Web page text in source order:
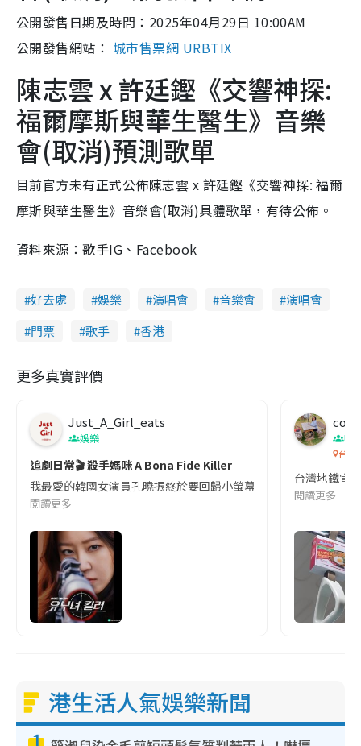
公開發售日期及時間：2025年04月29日 10:00AM
公開發售網站： 城市售票網 URBTIX
陳志雲 x 許廷鏗《交響神探:
福爾摩斯與華生醫生》音樂
會(取消)預測歌單
目前官方未有正式公佈陳志雲 x 許廷鏗《交響神探: 福爾
摩斯與華生醫生》音樂會(取消)具體歌單，有待公佈。
資料來源：歌手IG、Facebook
好去處 娛樂 演唱會 音樂會
演唱會
門票
歌手 香港
更多真實評價
Just_A_Girl_eats
娛樂
追劇日常🎬 殺手媽咪 A Bona Fide Killer
我最愛的韓國女演員孔曉振終於要回歸小螢幕啦!這次的劇本改編
閱讀更多
co
吹
台灣
台灣地鐵宣
閱讀更多
港生活人氣娛樂新聞
1